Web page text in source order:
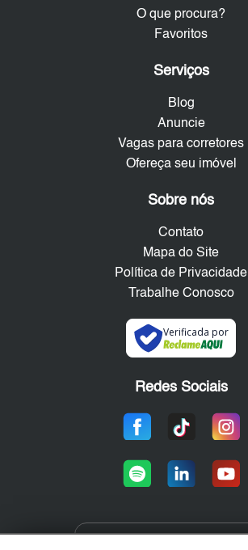
O que procura?
Favoritos
Serviços
Blog
Anuncie
Vagas para corretores
Ofereça seu imóvel
Sobre nós
Contato
Mapa do Site
Política de Privacidade
Trabalhe Conosco
Verificada por
Redes Sociais